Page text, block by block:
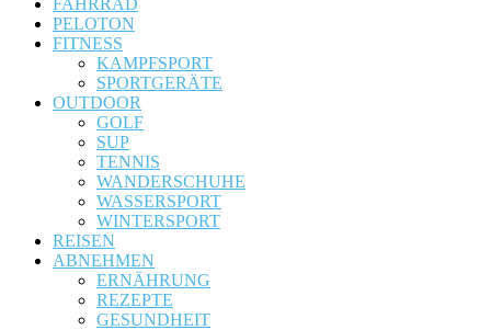
PELOTON
FITNESS
KAMPFSPORT
SPORTGERÄTE
OUTDOOR
GOLF
SUP
TENNIS
WANDERSCHUHE
WASSERSPORT
WINTERSPORT
REISEN
ABNEHMEN
ERNÄHRUNG
REZEPTE
GESUNDHEIT